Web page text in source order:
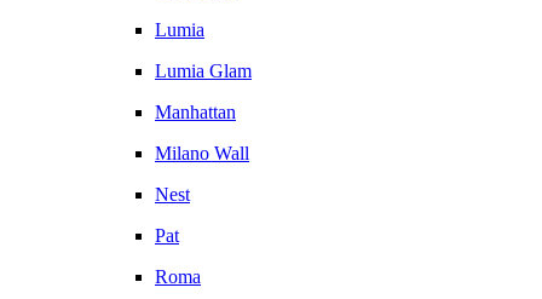
Lumia
Lumia Glam
Manhattan
Milano Wall
Nest
Pat
Roma